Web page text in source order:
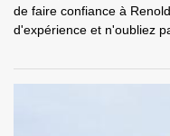
de faire confiance à
d'expérience et n'oubliez